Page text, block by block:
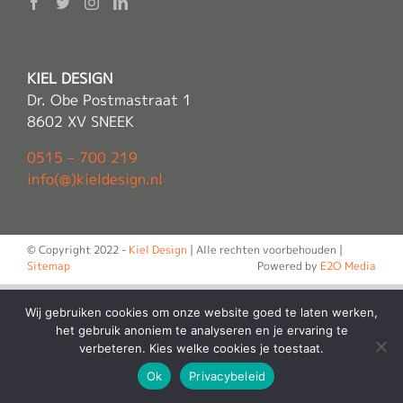
KIEL DESIGN
Dr. Obe Postmastraat 1
8602 XV SNEEK
0515 – 700 219
info(@)kieldesign.nl
© Copyright 2022 - Kiel Design | Alle rechten voorbehouden |
Sitemap
Powered by E2O Media
Wij gebruiken cookies om onze website goed te laten werken,
het gebruik anoniem te analyseren en je ervaring te
verbeteren. Kies welke cookies je toestaat.
Ok
Privacybeleid